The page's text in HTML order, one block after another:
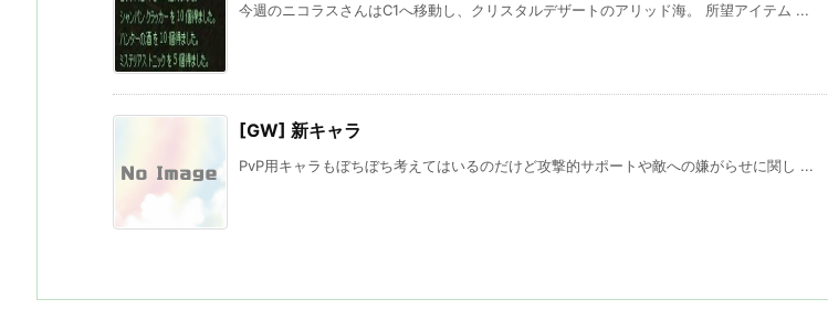
今週のニコラスさんはC1へ移動し、クリスタルデザートのアリッド海。 所望アイテム ...
[GW] 新キャラ
PvP用キャラもぼちぼち考えてはいるのだけど攻撃的サポートや敵への嫌がらせに関し ...